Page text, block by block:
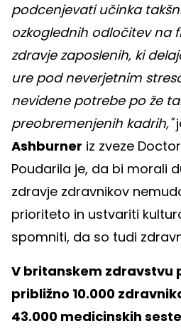
podcenjevati učinka
ozkoglednih odločitev na
zdravje zaposlenih, ki
ure pod neverjetnim
nevidene potrebe po že
preobremenjenih kadrih,"
Ashburner iz zveze
Poudarila je, da bi morali
zdravje zdravnikov
prioriteto in ustvariti
spomniti, da so tudi
V britanskem zdravstvu
približno 10.000
43.000 medicinskih